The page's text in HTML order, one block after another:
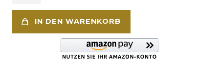
IN DEN WARENKORB